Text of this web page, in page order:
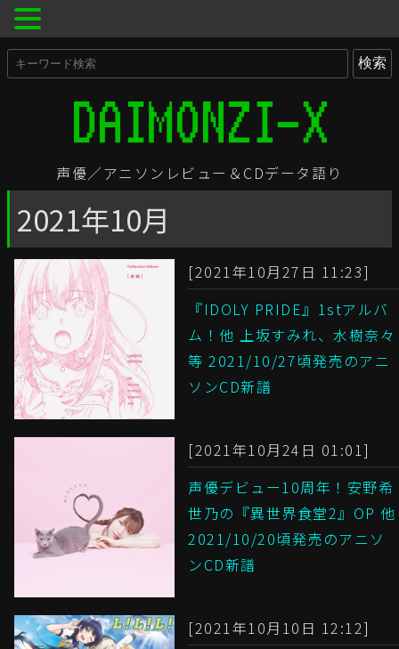
声優／アニソンレビュー＆CDデータ語り
2021年10月
[2021年10月27日 11:23]
『IDOLY PRIDE』1stアルバ
ム！他 上坂すみれ、水樹奈々
等 2021/10/27頃発売のアニ
ソンCD新譜
[2021年10月24日 01:01]
声優デビュー10周年！安野希
世乃の『異世界食堂2』OP 他
2021/10/20頃発売のアニソ
ンCD新譜
[2021年10月10日 12:12]